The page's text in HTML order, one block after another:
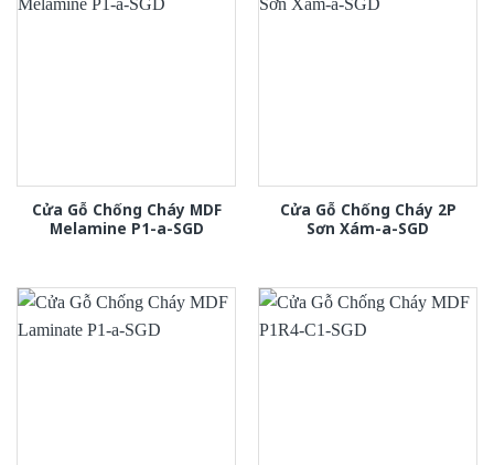
Cửa Gỗ Chống Cháy MDF
Melamine P1-a-SGD
Cửa Gỗ Chống Cháy 2P
Sơn Xám-a-SGD